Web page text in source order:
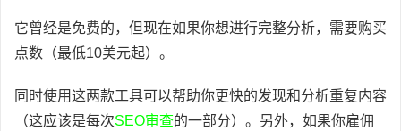
它曾经是免费的，但现在如果你想进行完整分析，需要购买
点数（最低10美元起）。
同时使用这两款工具可以帮助你更快的发现和分析重复内容
（这应该是每次SEO审查的一部分）。另外，如果你雇佣